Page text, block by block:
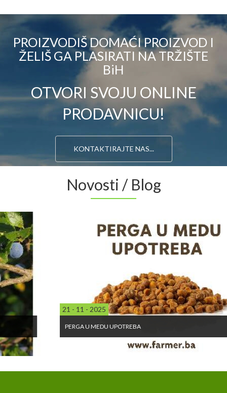
PROIZVODIŠ DOMAĆI PROIZVOD I
ŽELIŠ GA PLASIRATI NA TRŽIŠTE
BiH
OTVORI SVOJU ONLINE
PRODAVNICU!
KONTAKTIRAJTE NAS...
Novosti / Blog
21 - 11 - 2025
PERGA U MEDU UPOTREBA